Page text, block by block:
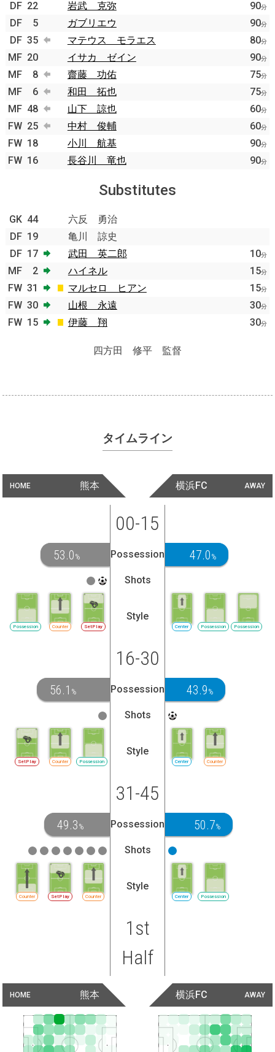
DF 22 岩武 克弥 90分
DF 5 ガブリエウ 90分
DF 35 マテウス モラエス 80分
MF 20 イサカ ゼイン 90分
MF 8 齋藤 功佑 75分
MF 6 和田 拓也 75分
MF 48 山下 諒也 60分
FW 25 中村 俊輔 60分
FW 18 小川 航基 90分
FW 16 長谷川 竜也 90分
Substitutes
GK 44
六反 勇治
DF 19
亀川 諒史
DF 17 武田 英二郎 10分
MF 2 ハイネル 15分
FW 31 マルセロ ヒアン 15分
FW 30 山根 永遠 30分
FW 15 伊藤 翔 30分
四方田 修平 監督
タイムライン
HOME 熊本 AWAY
横浜FC
00-15
53.0 % Possession 47.0 %
Shots
SetPlay
Counter
Possession
Style
Center Possession Possession
16-30
56.1 % Possession 43.9 %
Shots
Possession
Counter
SetPlay
Style
Center Counter
31-45
49.3 % Possession 50.7%
Shots
Counter
SetPlay
Counter
Style
Center Possession
1st
Half
HOME 熊本 AWAY
横浜FC